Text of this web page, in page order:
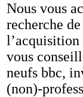
Nous vous
recherche
l’acquisition
vous
neufs bbc,
(non)-